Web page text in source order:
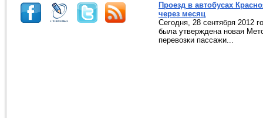
Проезд в автобусах
через месяц
Сегодня, 28 сентября 2012
была утверждена новая
перевозки пассажи...